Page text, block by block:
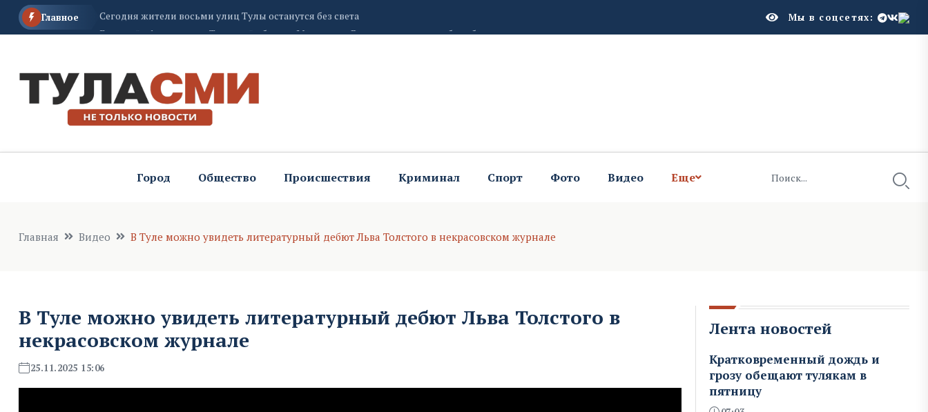
Главное
витаминов для глаз
Мы в соцсетях:
Город Общество Происшествия Криминал Спорт Фото Видео Еще
Главная Видео В Туле можно увидеть литературный дебют Льва Толстого в некрасовском журнале
В Туле можно увидеть литературный дебют Льва Толстого в
некрасовском журнале
25.11.2025 15:06
Лента новостей
Кратковременный дождь и
грозу обещают тулякам в
пятницу